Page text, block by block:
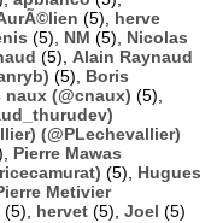
(5), herve
(5), NM (5), Nicolas
(5), Alain Raynaud
(5), Boris
naux (@cnaux) (5),
(@PLechevallier)
Pierre Mawas
(5), Hugues
Metivier
(5), hervet (5), Joel (5)